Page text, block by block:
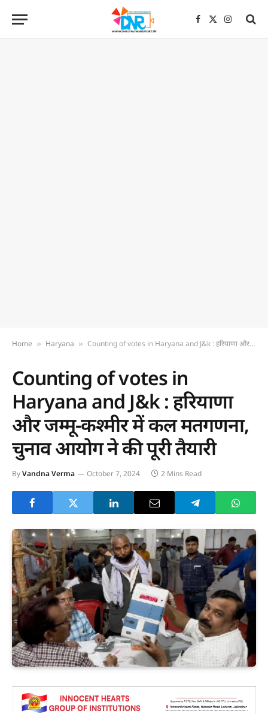
Facebook
X
Home » Haryana » Counting of votes in Haryana and J&k : हरियाणा और जम्मू-कश्मीर में कल मतगणना, चुनाव आयोग ने की पूरी तैयारी
Counting of votes in
Haryana and J&k : हरियाणा
और जम्मू-कश्मीर में कल मतगणना,
चुनाव आयोग ने की पूरी तैयारी
ByVandna Verma October 7, 2024 2 Mins Read